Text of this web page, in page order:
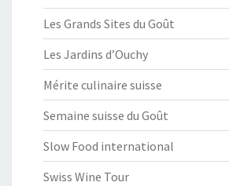
Les Grands Sites du Goût
Les Jardins d’Ouchy
Mérite culinaire suisse
Semaine suisse du Goût
Slow Food international
Swiss Wine Tour